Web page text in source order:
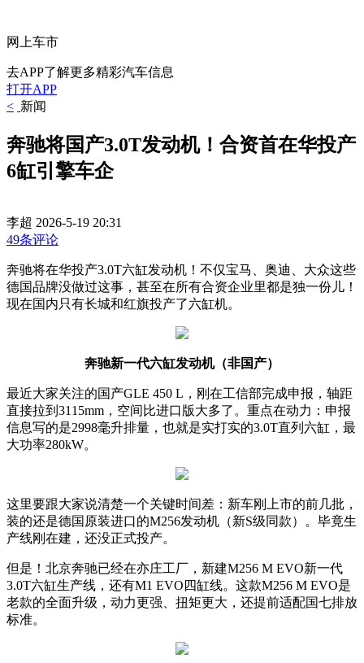
网上车市
去APP了解更多精彩汽车信息
打开APP
< 新闻
奔驰将国产3.0T发动机！合资首在华投产
6缸引擎车企
李超 2026-5-19 20:31
49条评论
奔驰将在华投产3.0T六缸发动机！不仅宝马、奥迪、大众这些
德国品牌没做过这事，甚至在所有合资企业里都是独一份儿！
现在国内只有长城和红旗投产了六缸机。
奔驰新一代六缸发动机（非国产）
最近大家关注的国产GLE 450 L，刚在工信部完成申报，轴距
直接拉到3115mm，空间比进口版大多了。重点在动力：申报
信息写的是2998毫升排量，也就是实打实的3.0T直列六缸，最
大功率280kW。
这里要跟大家说清楚一个关键时间差：新车刚上市的前几批，
装的还是德国原装进口的M256发动机（新S级同款）。毕竟生
产线刚在建，还没正式投产。
但是！北京奔驰已经在亦庄工厂，新建M256 M EVO新一代
3.0T六缸生产线，还有M1 EVO四缸线。这款M256 M EVO是
老款的全面升级，动力更强、扭矩更大，还提前适配国七排放
标准。